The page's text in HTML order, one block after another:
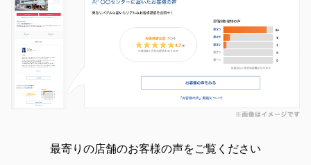
最寄りの店舗のお客様の声をご覧ください